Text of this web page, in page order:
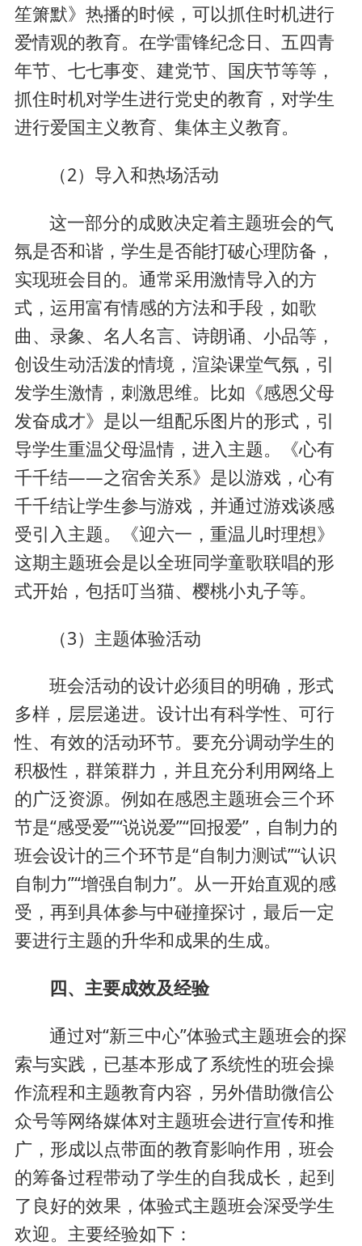
笙箫默》热播的时候，可以抓住时机进行
爱情观的教育。在学雷锋纪念日、五四青
年节、七七事变、建党节、国庆节等等，
抓住时机对学生进行党史的教育，对学生
进行爱国主义教育、集体主义教育。
（2）导入和热场活动
这一部分的成败决定着主题班会的气
氛是否和谐，学生是否能打破心理防备，
实现班会目的。通常采用激情导入的方
式，运用富有情感的方法和手段，如歌
曲、录象、名人名言、诗朗诵、小品等，
创设生动活泼的情境，渲染课堂气氛，引
发学生激情，刺激思维。比如《感恩父母
发奋成才》是以一组配乐图片的形式，引
导学生重温父母温情，进入主题。《心有
千千结——之宿舍关系》是以游戏，心有
千千结让学生参与游戏，并通过游戏谈感
受引入主题。《迎六一，重温儿时理想》
这期主题班会是以全班同学童歌联唱的形
式开始，包括叮当猫、樱桃小丸子等。
（3）主题体验活动
班会活动的设计必须目的明确，形式
多样，层层递进。设计出有科学性、可行
性、有效的活动环节。要充分调动学生的
积极性，群策群力，并且充分利用网络上
的广泛资源。例如在感恩主题班会三个环
节是“感受爱”“说说爱”“回报爱”，自制力的
班会设计的三个环节是“自制力测试”“认识
自制力”“增强自制力”。从一开始直观的感
受，再到具体参与中碰撞探讨，最后一定
要进行主题的升华和成果的生成。
四、主要成效及经验
通过对“新三中心”体验式主题班会的探
索与实践，已基本形成了系统性的班会操
作流程和主题教育内容，另外借助微信公
众号等网络媒体对主题班会进行宣传和推
广，形成以点带面的教育影响作用，班会
的筹备过程带动了学生的自我成长，起到
了良好的效果，体验式主题班会深受学生
欢迎。主要经验如下：